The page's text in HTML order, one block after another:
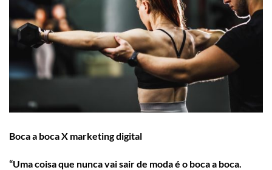
Boca a boca X marketing digital
“Uma coisa que nunca vai sair de moda é o boca a boca.